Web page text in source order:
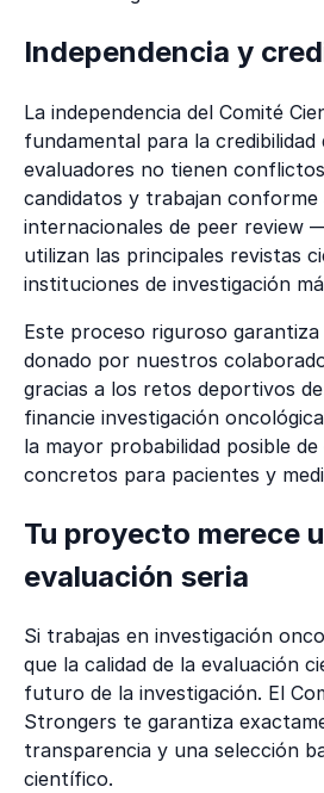
Independencia y
La independencia del Comité
fundamental para la credibilidad
evaluadores no tienen
candidatos y trabajan conforme
internacionales de peer review
utilizan las principales revistas
instituciones de investigación
Este proceso riguroso
donado por nuestros
gracias a los retos deportivos
financie investigación
la mayor probabilidad posible
concretos para pacientes y
Tu proyecto merece
evaluación seria
Si trabajas en investigación
que la calidad de la evaluación
futuro de la investigación. El
Strongers te garantiza
transparencia y una selección
científico.